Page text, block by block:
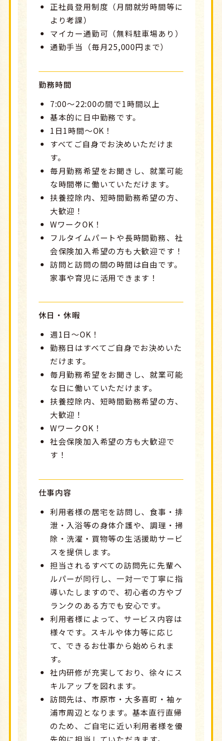
正社員登用制度（月間就労時間等に
より考課）
マイカー通勤可（無料駐車場あり）
通勤手当（毎月25,000円まで）
勤務時間
7:00～22:00の間で1時間以上
基本的に日中勤務です。
1日1時間～OK！
すべてご自身でお決めいただけま
す。
毎月勤務希望をお聞きし、就業可能
な時間帯に働いていただけます。
扶養控除内、短時間勤務希望の方、
大歓迎！
WワークOK！
フルタイムパートや長時間勤務、社
会保険加入希望の方も大歓迎です！
訪問と訪問の間の時間は自由です。
家事や育児に活用できます！
休日・休暇
週1日～OK！
勤務日はすべてご自身でお決めいた
だけます。
毎月勤務希望をお聞きし、就業可能
な日に働いていただけます。
扶養控除内、短時間勤務希望の方、
大歓迎！
WワークOK！
社会保険加入希望の方も大歓迎で
す！
仕事内容
利用者様の居宅を訪問し、食事・排
泄・入浴等の身体介護や、調理・掃
除・洗濯・買物等の生活援助サービ
スを提供します。
担当されるすべての訪問先に先輩ヘ
ルパーが同行し、一対一で丁寧に指
導いたしますので、初心者の方やブ
ランクのある方でも安心です。
利用者様によって、サービス内容は
様々です。スキルや体力等に応じ
て、できるお仕事から始められま
す。
社内研修が充実しており、徐々にス
キルアップを図れます。
訪問先は、市原市・大多喜町・袖ヶ
浦市周辺となります。基本直行直帰
のため、ご自宅に近い利用者様を優